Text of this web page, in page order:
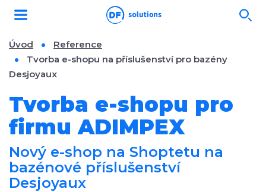
Úvod
Reference
Tvorba e-shopu na příslušenství pro bazény
Desjoyaux
Tvorba e-shopu pro
firmu ADIMPEX
Nový e-shop na Shoptetu na
bazénové příslušenství
Desjoyaux